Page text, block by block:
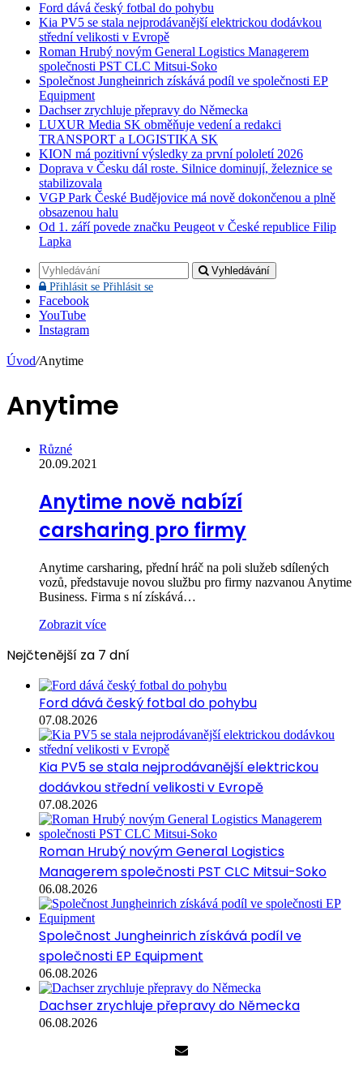
Ford dává český fotbal do pohybu
Kia PV5 se stala nejprodávanější elektrickou dodávkou
střední velikosti v Evropě
Roman Hrubý novým General Logistics Managerem
společnosti PST CLC Mitsui-Soko
Společnost Jungheinrich získává podíl ve společnosti EP
Equipment
Dachser zrychluje přepravy do Německa
LUXUR Media SK obměňuje vedení a redakci
TRANSPORT a LOGISTIKA SK
KION má pozitivní výsledky za první pololetí 2026
Doprava v Česku dál roste. Silnice dominují, železnice se
stabilizovala
VGP Park České Budějovice má nově dokončenou a plně
obsazenou halu
Od 1. září povede značku Peugeot v České republice Filip
Lapka
Vyhledávání
Přihlásit se Přihlásit se
Facebook
YouTube
Instagram
Úvod/Anytime
Anytime
Různé
20.09.2021
Anytime nově nabízí
carsharing pro firmy
Anytime carsharing, přední hráč na poli služeb sdílených
vozů, představuje novou službu pro firmy nazvanou Anytime
Business. Firma s ní získává…
Zobrazit více
Nejčtenější za 7 dní
Ford dává český fotbal do pohybu
07.08.2026
Kia PV5 se stala nejprodávanější elektrickou
dodávkou střední velikosti v Evropě
07.08.2026
Roman Hrubý novým General Logistics
Managerem společnosti PST CLC Mitsui-Soko
06.08.2026
Společnost Jungheinrich získává podíl ve
společnosti EP Equipment
06.08.2026
Dachser zrychluje přepravy do Německa
06.08.2026